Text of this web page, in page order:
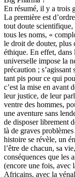
En résumé, il y a trois
La première est
tout doute
tous les noms, «
le droit de douter, plus
éthique. En effet, dans
universelle impose la
précaution ;
tant pis pour ce qui
c’est la mise en avant
leur justice, de leur
ventre des hommes,
une aventure sans
de disposer librement
là de graves
histoire se révèle, un
l’être de chacun, sa
conséquences que les
(encore une fois, avec
Africains, avec la